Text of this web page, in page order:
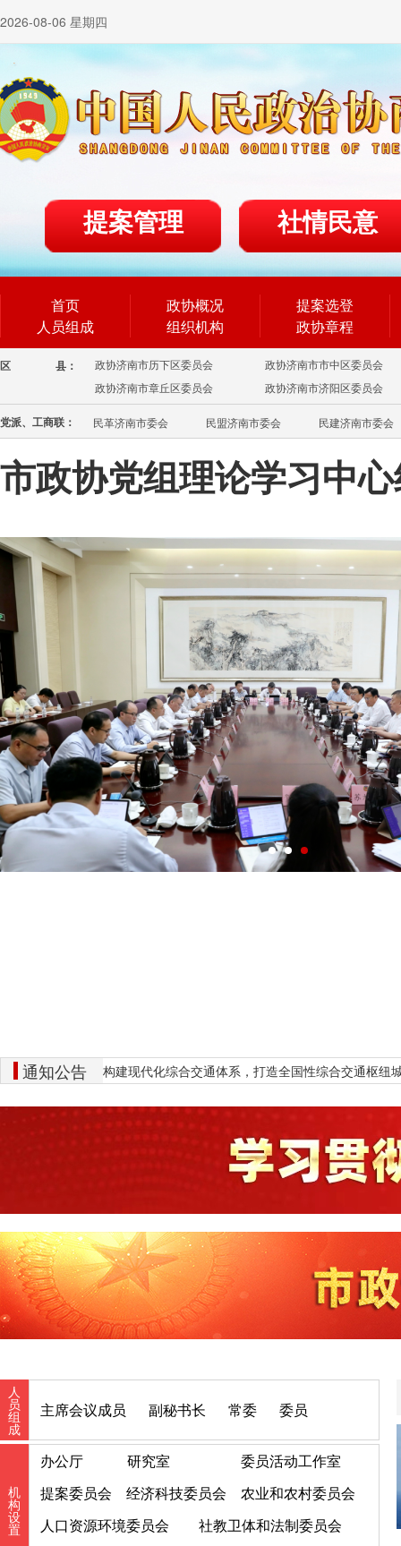
2026-08-06 星期四
提案管理 社情民意
首页
人员组成
政协概况
组织机构
提案选登
政协章程
区 县： 政协济南市历下区委员会
政协济南市市中区委员会
政协济南市章丘区委员会
政协济南市济阳区委员会
党派、工商联： 民革济南市委会 民盟济南市委会 民建济南市委会
市政协党组理论学习中
通知公告
征集“加快构建现代化综合交通体系，打造全国性综合交通枢纽城市”
人
员
组
成
主席会议成员 副秘书长 常委 委员
机
构
设
置
办公厅 研究室
委员活动工作室
提案委员会
经济科技委员会
农业和农村委员会
人口资源环境委员会
社教卫体和法制委员会